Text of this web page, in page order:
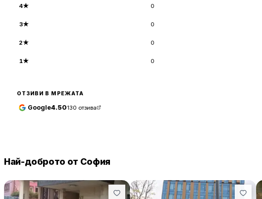
4★ 0
3★ 0
2★ 0
1★ 0
ОТЗИВИ В МРЕЖАТА
Google4.50130 отзива
Най-доброто от София